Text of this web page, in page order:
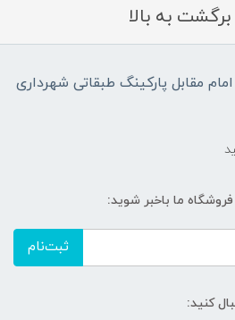
برگشت به بالا
مقابل پارکینگ طبقاتی شهرداری
ما باخبر شوید:
ثبت‌نام
کنید: